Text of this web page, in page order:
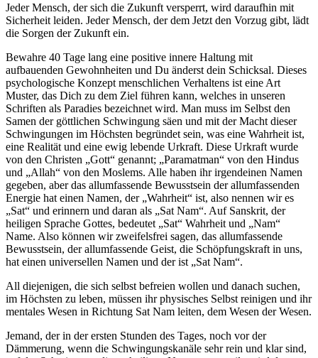
Jeder Mensch, der sich die Zukunft versperrt, wird daraufhin mit
Sicherheit leiden. Jeder Mensch, der dem Jetzt den Vorzug gibt, lädt
die Sorgen der Zukunft ein.
Bewahre 40 Tage lang eine positive innere Haltung mit
aufbauenden Gewohnheiten und Du änderst dein Schicksal. Dieses
psychologische Konzept menschlichen Verhaltens ist eine Art
Muster, das Dich zu dem Ziel führen kann, welches in unseren
Schriften als Paradies bezeichnet wird. Man muss im Selbst den
Samen der göttlichen Schwingung säen und mit der Macht dieser
Schwingungen im Höchsten begründet sein, was eine Wahrheit ist,
eine Realität und eine ewig lebende Urkraft. Diese Urkraft wurde
von den Christen „Gott“ genannt; „Paramatman“ von den Hindus
und „Allah“ von den Moslems. Alle haben ihr irgendeinen Namen
gegeben, aber das allumfassende Bewusstsein der allumfassenden
Energie hat einen Namen, der „Wahrheit“ ist, also nennen wir es
„Sat“ und erinnern und daran als „Sat Nam“. Auf Sanskrit, der
heiligen Sprache Gottes, bedeutet „Sat“ Wahrheit und „Nam“
Name. Also können wir zweifelsfrei sagen, das allumfassende
Bewusstsein, der allumfassende Geist, die Schöpfungskraft in uns,
hat einen universellen Namen und der ist „Sat Nam“.
All diejenigen, die sich selbst befreien wollen und danach suchen,
im Höchsten zu leben, müssen ihr physisches Selbst reinigen und ihr
mentales Wesen in Richtung Sat Nam leiten, dem Wesen der Wesen.
Jemand, der in der ersten Stunden des Tages, noch vor der
Dämmerung, wenn die Schwingungskanäle sehr rein und klar sind,